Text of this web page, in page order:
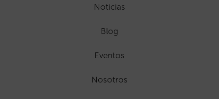
Noticias
Blog
Eventos
Nosotros